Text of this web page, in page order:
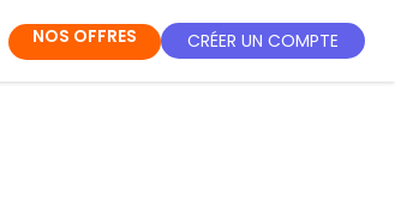
NOS OFFRES CRÉER UN COMPTE